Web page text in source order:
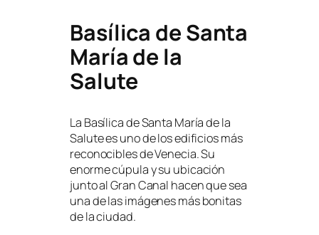
Basílica de Santa
María de la
Salute
La Basílica de Santa María de la
Salute es uno de los edificios más
reconocibles de Venecia. Su
enorme cúpula y su ubicación
junto al Gran Canal hacen que sea
una de las imágenes más bonitas
de la ciudad.